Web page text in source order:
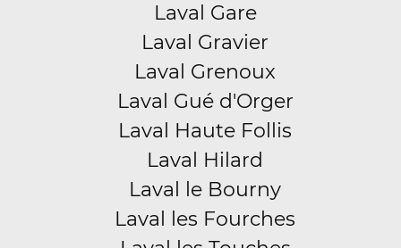
Laval Gare
Laval Gravier
Laval Grenoux
Laval Gué d'Orger
Laval Haute Follis
Laval Hilard
Laval le Bourny
Laval les Fourches